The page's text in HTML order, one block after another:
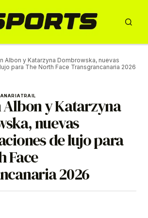
Albon y Katarzyna Dombrowska, nuevas
para The North Face Transgrancanaria 2026
TRAIL y Katarzyna
nuevas
de lujo para
Face
2026